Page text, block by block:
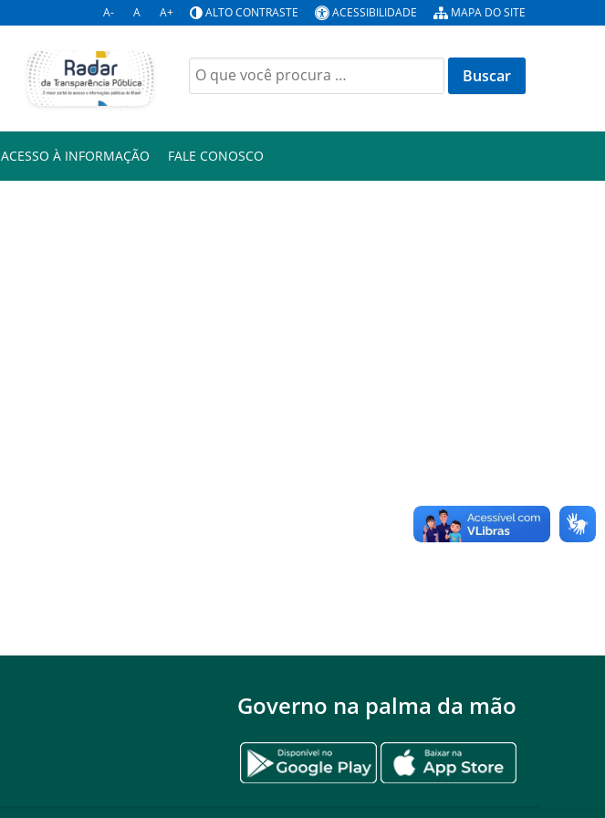
A- A A+ ALTO CONTRASTE ACESSIBILIDADE MAPA DO SITE
Buscar
por:
ACESSO À INFORMAÇÃO FALE CONOSCO
Governo na palma da mão